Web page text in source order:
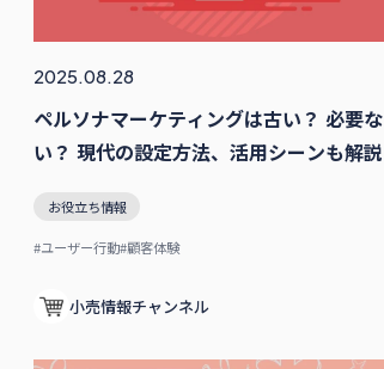
2025.08.28
ペルソナマーケティングは古い？ 必要な
い？ 現代の設定方法、活用シーンも解説
お役立ち情報
#ユーザー行動#顧客体験
小売情報チャンネル